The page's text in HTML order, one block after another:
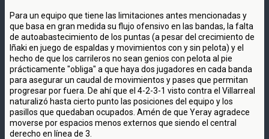
Para un equipo que tiene las limitaciones antes mencionadas y
que basa en gran medida su flujo ofensivo en las bandas, la falta
de autoabastecimiento de los puntas (a pesar del crecimiento de
Iñaki en juego de espaldas y movimientos con y sin pelota) y el
hecho de que los carrileros no sean genios con pelota al pie
prácticamente "obliga" a que haya dos jugadores en cada banda
para asegurar un caudal de movimientos y pases que permitan
progresar por fuera. De ahí que el 4-2-3-1 visto contra el Villarreal
naturalizó hasta cierto punto las posiciones del equipo y los
pasillos que quedaban ocupados. Amén de que Yeray agradece
moverse por espacios menos externos que siendo el central
derecho en línea de 3.